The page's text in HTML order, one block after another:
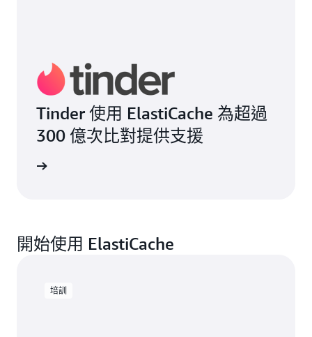
Tinder 使用 ElastiCache 為超過
300 億次比對提供支援
開始使用 ElastiCache
培訓